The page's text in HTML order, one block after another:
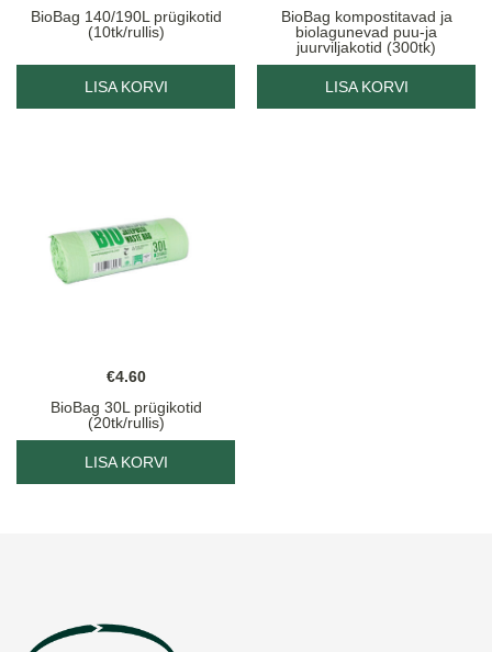
BioBag 140/190L prügikotid
(10tk/rullis)
LISA KORVI
hind
oli:
€18.00.
hind
on:
€15.49.
BioBag kompostitavad ja
biolagunevad puu-ja
juurviljakotid (300tk)
LISA KORVI
€4.60
BioBag 30L prügikotid
(20tk/rullis)
LISA KORVI